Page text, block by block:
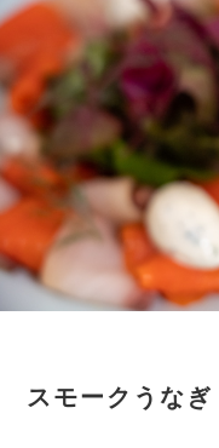
スモークうなぎ